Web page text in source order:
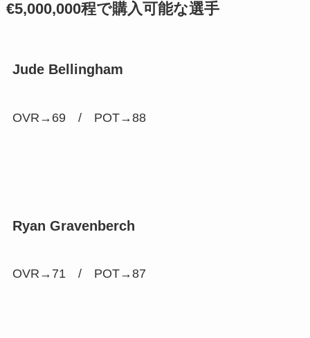
€5,000,000程で購入可能な選手
Jude Bellingham
OVR→69 / POT→88
Ryan Gravenberch
OVR→71 / POT→87